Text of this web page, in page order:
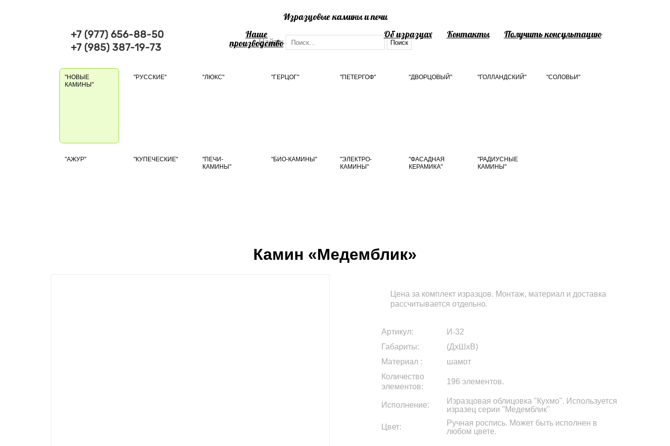
Изразцовые камины и печи
Наше
производство
Об изразцах Контакты Получить консультацию
+7 (977) 656-88-50
+7 (985) 387-19-73
Найти:
"НОВЫЕ
КАМИНЫ"
"РУССКИЕ" "ЛЮКС" "ГЕРЦОГ" "ПЕТЕРГОФ" "ДВОРЦОВЫЙ" "ГОЛЛАНДСКИЙ" "СОЛОВЬИ"
"АЖУР" "КУПЕЧЕСКИЕ"
"ПЕЧИ-
КАМИНЫ"
"БИО-КАМИНЫ"
"ЭЛЕКТРО-
КАМИНЫ"
"ФАСАДНАЯ
КЕРАМИКА"
"РАДИУСНЫЕ
КАМИНЫ"
Камин «Медемблик»
Цена за комплект изразцов. Монтаж, материал и доставка
рассчитывается отдельно.
Артикул:
И-32
Габариты:
(ДхШхВ)
Материал :
шамот
Количество
элементов:
196 элементов.
Исполнение:
Изразцовая облицовка "Кухмо". Используется
изразец серии "Медемблик"
Цвет:
Ручная роспись. Может быть исполнен в
любом цвете.